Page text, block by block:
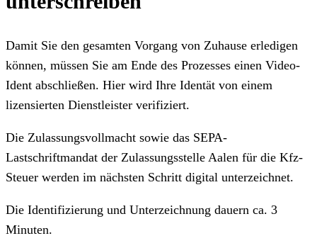
Damit Sie den gesamten Vorgang von Zuhause erledigen
können, müssen Sie am Ende des Prozesses einen Video-
Ident abschließen. Hier wird Ihre Identät von einem
lizensierten Dienstleister verifiziert.
Die Zulassungsvollmacht sowie das SEPA-
Lastschriftmandat der Zulassungsstelle Aalen für die Kfz-
Steuer werden im nächsten Schritt digital unterzeichnet.
Die Identifizierung und Unterzeichnung dauern ca. 3
Minuten.